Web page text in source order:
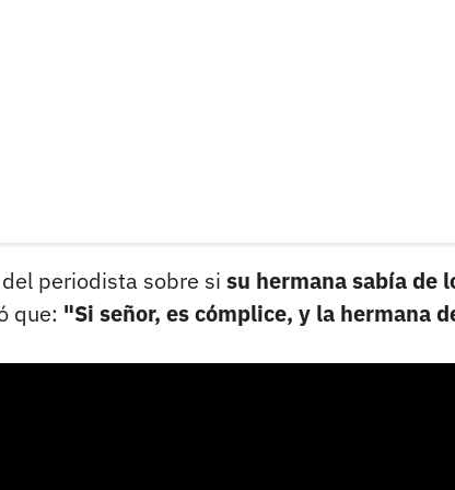
periodista sobre si su hermana sabía de
que: "Si señor, es cómplice, y la hermana